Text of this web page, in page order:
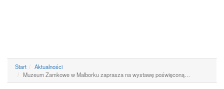
Start
Aktualności
Muzeum Zamkowe w Malborku zaprasza na wystawę poświęconą…